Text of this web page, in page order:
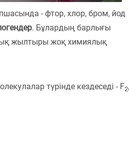
- фтор, хлор, бром, йод
. Бұлардың барлығы
жылтыры жоқ химиялық
түрінде кездеседі - F2,